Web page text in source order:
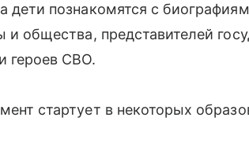
дети познакомятся с
и общества, представителей
героев СВО.
стартует в некоторых